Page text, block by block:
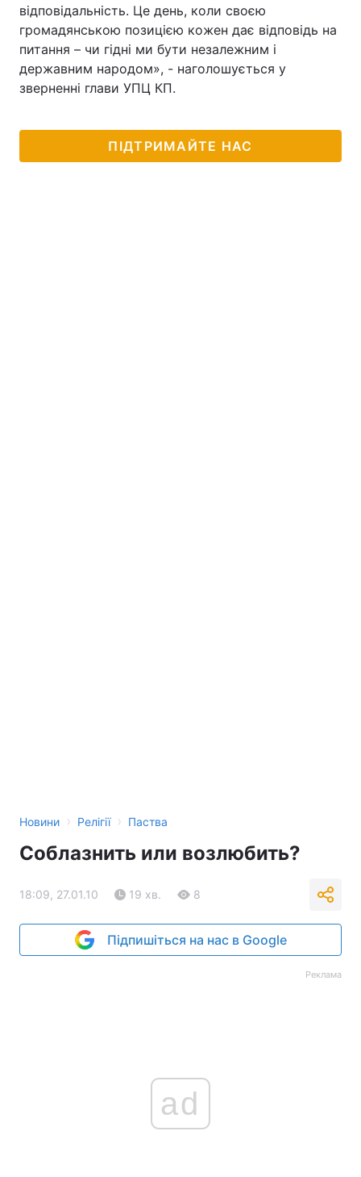
відповідальність. Це день, коли своєю
громадянською позицією кожен дає відповідь на
питання – чи гідні ми бути незалежним і
державним народом», - наголошується у
зверненні глави УПЦ КП.
ПІДТРИМАЙТЕ НАС
Новини › Релігії › Паства
Соблазнить или возлюбить?
18:09, 27.01.10 19 хв. 8
Підпишіться на нас в Google
Реклама
ad